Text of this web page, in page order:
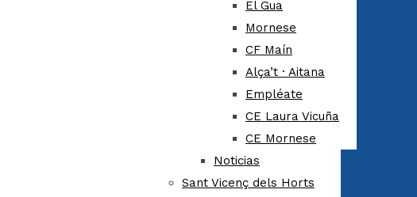
El Gua
Mornese
CF Maín
Alça’t · Aitana
Empléate
CE Laura Vicuña
CE Mornese
Noticias
Sant Vicenç dels Horts